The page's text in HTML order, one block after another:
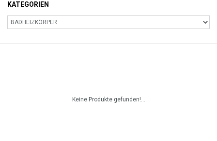
KATEGORIEN
Keine Produkte gefunden!...